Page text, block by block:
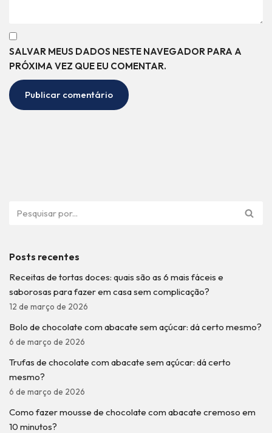
SALVAR MEUS DADOS NESTE NAVEGADOR PARA A
PRÓXIMA VEZ QUE EU COMENTAR.
Posts recentes
Receitas de tortas doces: quais são as 6 mais fáceis e
saborosas para fazer em casa sem complicação?
12 de março de 2026
Bolo de chocolate com abacate sem açúcar: dá certo mesmo?
6 de março de 2026
Trufas de chocolate com abacate sem açúcar: dá certo
mesmo?
6 de março de 2026
Como fazer mousse de chocolate com abacate cremoso em
10 minutos?